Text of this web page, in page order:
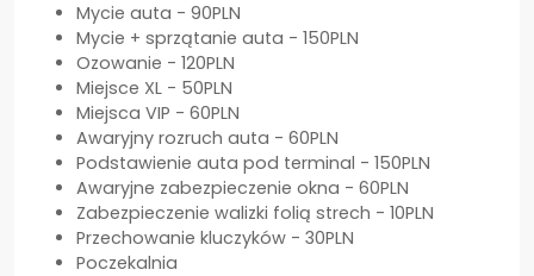
Mycie auta - 90PLN
Mycie + sprzątanie auta - 150PLN
Ozowanie - 120PLN
Miejsce XL - 50PLN
Miejsca VIP - 60PLN
Awaryjny rozruch auta - 60PLN
Podstawienie auta pod terminal - 150PLN
Awaryjne zabezpieczenie okna - 60PLN
Zabezpieczenie walizki folią strech - 10PLN
Przechowanie kluczyków - 30PLN
Poczekalnia